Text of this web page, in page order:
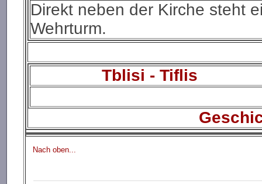
Direkt neben der Kirche steht
Wehrturm.
Tblisi - Tiflis
Nach oben...